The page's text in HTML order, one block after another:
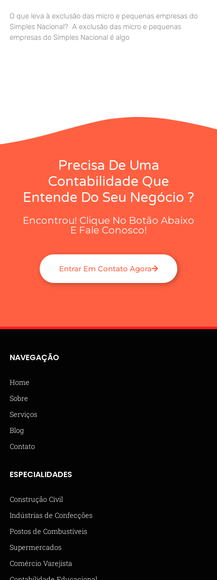
O que leva à exclusão das micro e pequenas empresas do
Simples Nacional? A exclusão das micro e pequenas
empresas do Simples Nacional é algo
Precisa De Uma
Contabilidade Que
Entende Do Seu Negócio ?
Encontrou! Clique No Botão Abaixo
E Fale Conosco!
Entrar Em Contato Agora
NAVEGAÇÃO
Home
Sobre
Serviços
Blog
Contato
ESPECIALIDADES
Construção Civil
Indústrias de Confecções
Postos de Combustíveis
Supermercados
Comércio Varejista